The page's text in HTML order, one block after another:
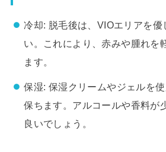
冷却: 脱毛後は、VIOエリアを優
い。これにより、赤みや腫れを
ます。
保湿: 保湿クリームやジェルを
保ちます。アルコールや香料が
良いでしょう。